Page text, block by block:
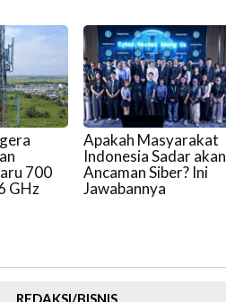
700
GHz
Apakah Masyarakat
Indonesia Sadar akan
Ancaman Siber? Ini
Jawabannya
REDAKSI/BISNIS